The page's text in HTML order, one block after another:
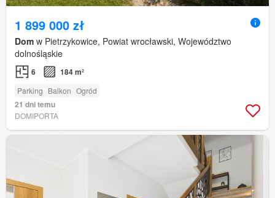
1 899 000 zł
Dom w Pietrzykowice, Powiat wrocławski, Województwo
dolnośląskie
6 184 m²
Parking Balkon Ogród
21 dni temu
DOMIPORTA